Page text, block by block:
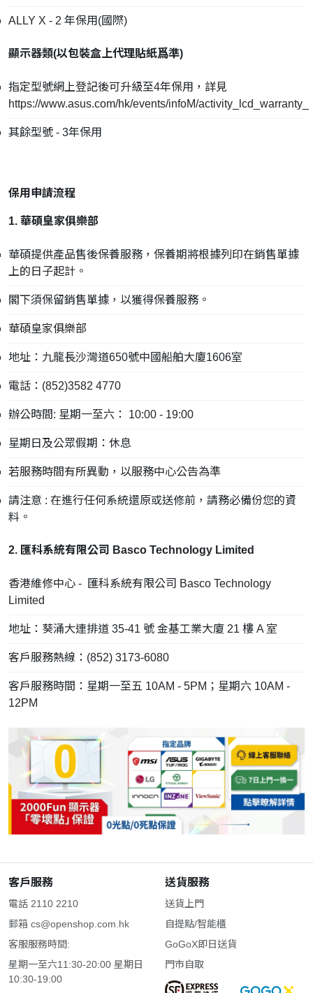
ALLY X - 2 年保用(國際)
顯示器類(以包裝盒上代理貼紙爲準)
指定型號網上登記後可升級至4年保用，詳見
https://www.asus.com/hk/events/infoM/activity_lcd_warranty_
其餘型號 - 3年保用
保用申請流程
1. 華碩皇家俱樂部
華碩提供產品售後保養服務，保養期將根據列印在銷售單據
上的日子起計。
閣下須保留銷售單據，以獲得保養服務。
華碩皇家俱樂部
地址：九龍長沙灣道650號中國船舶大廈1606室
電話：(852)3582 4770
辦公時間: 星期一至六： 10:00 - 19:00
星期日及公眾假期：休息
若服務時間有所異動，以服務中心公告為準
請注意 : 在進行任何系統還原或送修前，請務必備份您的資
料。
2. 匯科系統有限公司 Basco Technology Limited
香港維修中心 - 匯科系統有限公司 Basco Technology
Limited
地址：葵涌大連排道 35-41 號 金基工業大廈 21 樓 A 室
客戶服務熱線：(852) 3173-6080
客戶服務時間：星期一至五 10AM - 5PM；星期六 10AM -
12PM
客戶服務
電話 2110 2210
郵箱 cs@openshop.com.hk
客服服務時間:
星期一至六11:30-20:00 星期日
10:30-19:00
送貨服務
送貨上門
自提點/智能櫃
GoGoX即日送貨
門市自取